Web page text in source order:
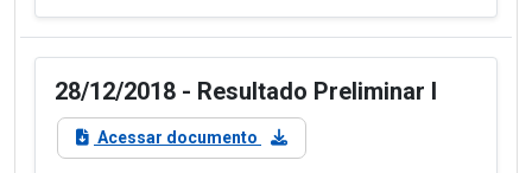
28/12/2018 - Resultado Preliminar I
Acessar documento